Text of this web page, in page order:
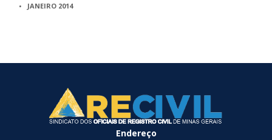
JANEIRO 2014
Endereço